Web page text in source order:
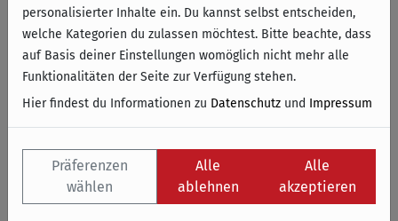
personalisierter Inhalte ein. Du kannst selbst entscheiden,
welche Kategorien du zulassen möchtest. Bitte beachte, dass
auf Basis deiner Einstellungen womöglich nicht mehr alle
Funktionalitäten der Seite zur Verfügung stehen.
Hier findest du Informationen zu Datenschutz und Impressum
Präferenzen
wählen
Alle
ablehnen
Alle
akzeptieren